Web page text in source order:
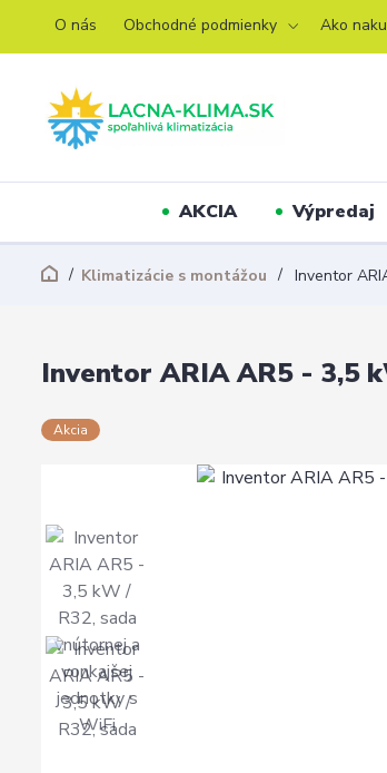
O nás Obchodné podmienky Ako
AKCIA Výpredaj
Klimatizácie s montážou Inventor
Inventor ARIA AR5 - 3,5
Akcia